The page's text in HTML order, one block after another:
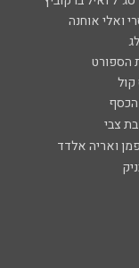
ואלי אוחנה
הספורט
קול
צבי
ואריה אלדד